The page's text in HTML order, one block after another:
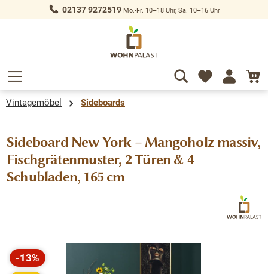
springen 02137 9272519Mo.-Fr. 10–18 Uhr, Sa. 10–16 Uhr
Vintagemöbel Sideboards
Sideboard New York – Mangoholz massiv,
Fischgrätenmuster, 2 Türen & 4
Schubladen, 165 cm
Bildergalerie überspringen
-13%
Rabatt